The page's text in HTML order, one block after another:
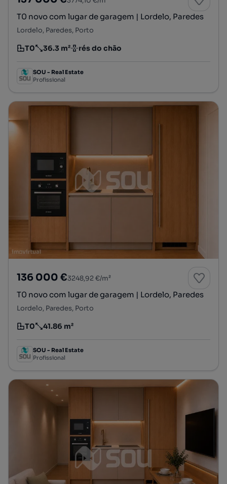
T0 novo com lugar de garagem | Lordelo, Paredes
Lordelo, Paredes, Porto
Tipologia
T0
Preço por metro quadrado
36.3 m²
Andar rés do chão
SOU - Real Estate
Profissional
136 000 €3248,92 €/m²
T0 novo com lugar de garagem | Lordelo, Paredes
Lordelo, Paredes, Porto
Tipologia
T0
Preço por metro quadrado
41.86 m²
SOU - Real Estate
Profissional